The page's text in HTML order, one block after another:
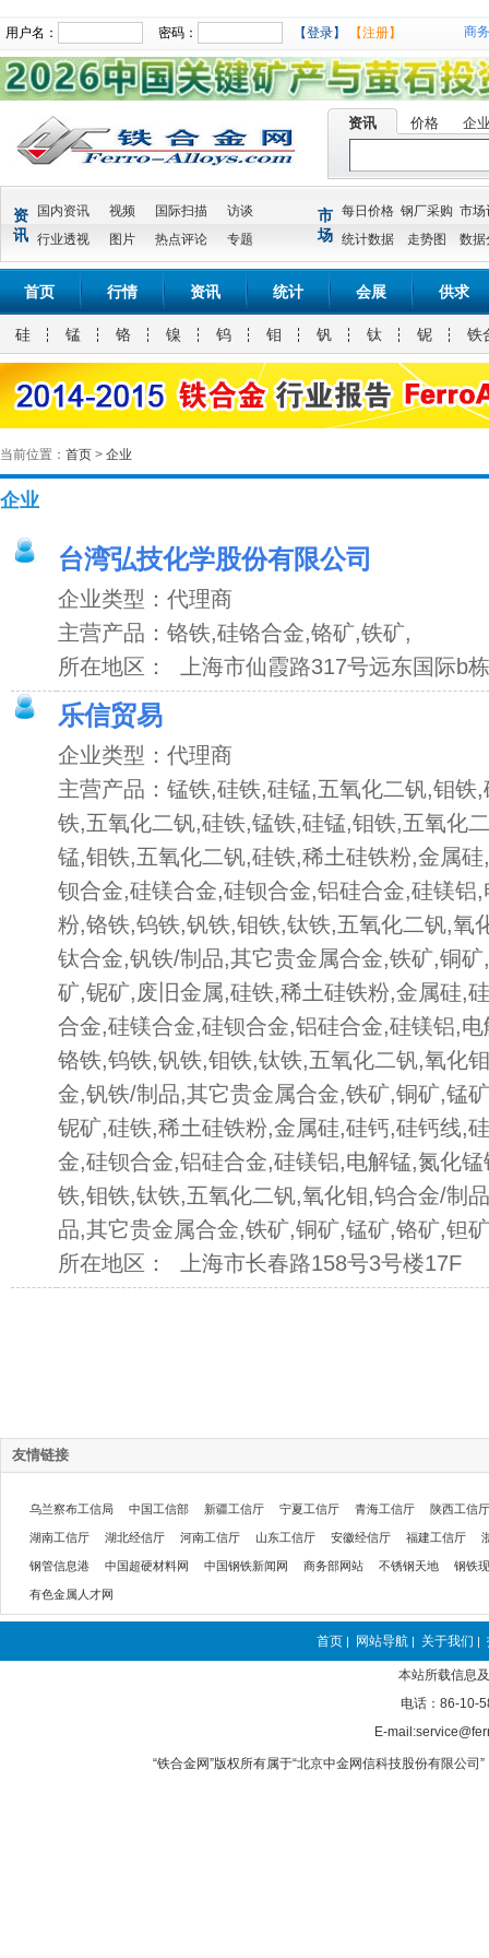
用户名： 密码： 【登录】 【注册】 商
资讯 价格 企
资
讯
国内资讯 视频 国际扫描
访谈
行业透视
图片 热点评论 专题
市
场
每日价格 钢厂采购 市场
统计数据
走势图 数据
首页 行情 资讯 统计 会展 供求
硅 锰 铬 镍 钨 钼 钒 钛 铌 铁
当前位置： 首页 > 企业
企业
台湾弘技化学股份有限公司
企业类型：代理商
主营产品：铬铁,硅铬合金,铬矿,铁矿,
所在地区： 上海市仙霞路317号远东国际b
乐信贸易
企业类型：代理商
主营产品：锰铁,硅铁,硅锰,五氧化二钒,钼铁
铁,五氧化二钒,硅铁,锰铁,硅锰,钼铁,五氧化
锰,钼铁,五氧化二钒,硅铁,稀土硅铁粉,金属
钡合金,硅镁合金,硅钡合金,铝硅合金,硅镁铝
粉,铬铁,钨铁,钒铁,钼铁,钛铁,五氧化二钒,氧
钛合金,钒铁/制品,其它贵金属合金,铁矿,铜
矿,铌矿,废旧金属,硅铁,稀土硅铁粉,金属硅,
合金,硅镁合金,硅钡合金,铝硅合金,硅镁铝,
铬铁,钨铁,钒铁,钼铁,钛铁,五氧化二钒,氧化
金,钒铁/制品,其它贵金属合金,铁矿,铜矿,锰
铌矿,硅铁,稀土硅铁粉,金属硅,硅钙,硅钙线,
金,硅钡合金,铝硅合金,硅镁铝,电解锰,氮化
铁,钼铁,钛铁,五氧化二钒,氧化钼,钨合金/制
品,其它贵金属合金,铁矿,铜矿,锰矿,铬矿,钽
所在地区： 上海市长春路158号3号楼17F
友情链接
乌兰察布工信局 中国工信部 新疆工信厅 宁夏工信厅 青海工信厅 陕西工信厅
湖南工信厅 湖北经信厅 河南工信厅 山东工信厅 安徽经信厅 福建工信厅
钢管信息港 中国超硬材料网 中国钢铁新闻网 商务部网站 不锈钢天地 钢铁
有色金属人才网
首页 | 网站导航 | 关于我们 |
本站所载信息
电话：86-10-
E-
“铁合金网”版权所有属于“北京中金网信科技股份有限公司